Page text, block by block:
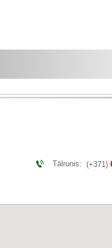
Tālrunis: (+371)